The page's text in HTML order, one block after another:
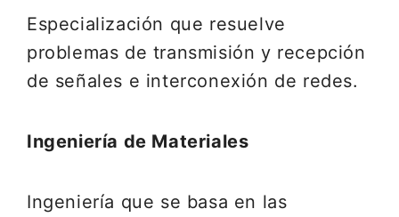
Especialización que resuelve
problemas de transmisión y recepción
de señales e interconexión de redes.
Ingeniería de Materiales
Ingeniería que se basa en las